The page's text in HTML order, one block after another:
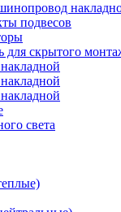
подвесов
для скрытого
света